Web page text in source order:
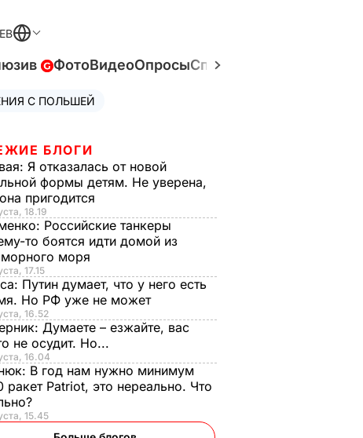
ФотоВидеоОпросыСпецпроекты
С ПОЛЬШЕЙ
БЛОГИ
Я отказалась от новой
формы детям. Не уверена,
пригодится
18.19
Российские танкеры
то боятся идти домой из
моря
17.15
Путин думает, что у него есть
Но РФ уже не может
16.52
Думаете – езжайте, вас
не осудит. Но...
16.04
В год нам нужно минимум
ракет Patriot, это нереально. Что
15.45